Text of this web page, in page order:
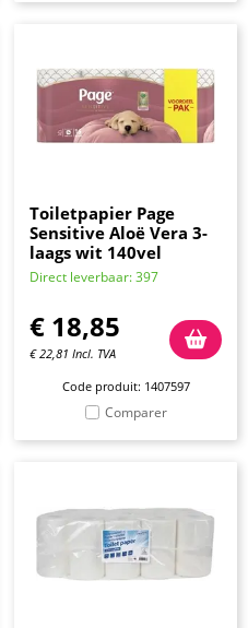
Toiletpapier Page
Sensitive Aloë Vera 3-
laags wit 140vel
Direct leverbaar: 397
€ 18,85
€22,81 Incl. TVA
Code produit: 1407597
Comparer